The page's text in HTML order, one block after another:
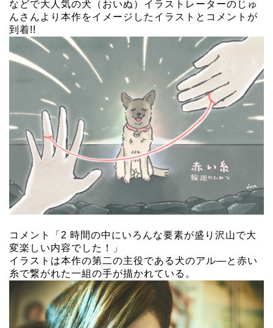
などで大人気の犬（おいぬ）イラストレーターのじゅ
んさんより本作をイメージしたイラストとコメントが
到着!!
コメント「2 時間の中にいろんな要素が盛り沢山で大
変楽しい内容でした！」
イラストは本作の第二の主役である犬のアル―と赤い
糸で繋がれた一組の手が描かれている。